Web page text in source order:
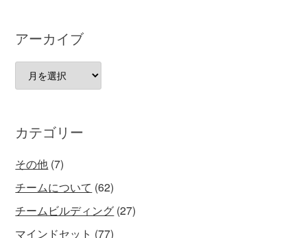
アーカイブ
ー
ブ
カテゴリー
その他 (7)
チームについて (62)
チームビルディング (27)
マインドセット (77)